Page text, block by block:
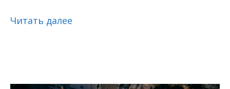
Читать далее